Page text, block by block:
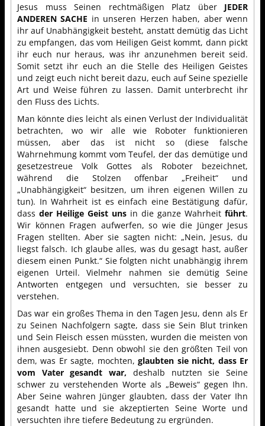
Jesus muss Seinen rechtmäßigen Platz über JEDER
ANDEREN SACHE in unseren Herzen haben, aber wenn
ihr auf Unabhängigkeit besteht, anstatt demütig das Licht
zu empfangen, das vom Heiligen Geist kommt, dann pickt
ihr euch nur heraus, was ihr anzunehmen bereit seid.
Somit setzt ihr euch an die Stelle des Heiligen Geistes
und zeigt euch nicht bereit dazu, euch auf Seine spezielle
Art und Weise führen zu lassen. Damit unterbrecht ihr
den Fluss des Lichts.
Man könnte dies leicht als einen Verlust der Individualität
betrachten, wo wir alle wie Roboter funktionieren
müssen, aber das ist nicht so (diese falsche
Wahrnehmung kommt vom Teufel, der das demütige und
gesetzestreue Volk Gottes als Roboter bezeichnet,
während die Stolzen offenbar „Freiheit“ und
„Unabhängigkeit“ besitzen, um ihren eigenen Willen zu
tun). In Wahrheit ist es einfach eine Bestätigung dafür,
dass der Heilige Geist uns in die ganze Wahrheit führt.
Wir können Fragen aufwerfen, so wie die Jünger Jesus
Fragen stellten. Aber sie sagten nicht: „Nein, Jesus, du
liegst falsch. Ich glaube alles, was du gesagt hast, außer
diesem einen Punkt.“ Sie folgten nicht unabhängig ihrem
eigenen Urteil. Vielmehr nahmen sie demütig Seine
Antworten entgegen und versuchten, sie besser zu
verstehen.
Das war ein großes Thema in den Tagen Jesu, denn als Er
zu Seinen Nachfolgern sagte, dass sie Sein Blut trinken
und Sein Fleisch essen müssten, wurden die meisten von
ihnen ausgesiebt. Denn obwohl sie den größten Teil von
dem, was Er sagte, mochten,glaubten sie nicht, dass Er
vom Vater gesandt war, deshalb nutzten sie Seine
schwer zu verstehenden Worte als „Beweis“ gegen Ihn.
Aber Seine wahren Jünger glaubten, dass der Vater Ihn
gesandt hatte und sie akzeptierten Seine Worte und
versuchten ihre tiefere Bedeutung zu ergründen.